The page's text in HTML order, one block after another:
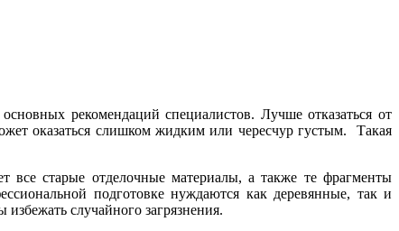
рекомендаций специалистов. Лучше отказаться от
оказаться слишком жидким или чересчур густым. Такая
все старые отделочные материалы, а также те фрагменты
подготовке нуждаются как деревянные, так и
случайного загрязнения.